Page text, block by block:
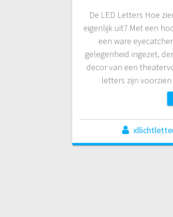
De LED Letters Hoe
eigenlijk uit? Met een
een ware
gelegenheid ingezet,
decor van een
letters zijn